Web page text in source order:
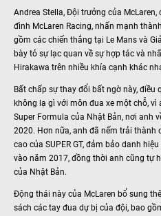
Andrea Stella, Đội trưởng của
đình McLaren Racing, nhấn mạnh
gồm các chiến thắng tại Le Mans và
bày tỏ sự lạc quan về sự hợp tác và
Hirakawa trên nhiều khía cạnh khác
Bất chấp sự thay đổi bất ngờ này,
không lạ gì với môn đua xe một chỗ,
Super Formula của Nhật Bản, nơi anh
2020. Hơn nữa, anh đã nếm trải thành
cao của SUPER GT, đảm bảo danh
vào năm 2017, đồng thời anh cũng tự
của Nhật Bản.
Động thái này của McLaren bổ sung
sách các tay đua dự bị của đội, bao